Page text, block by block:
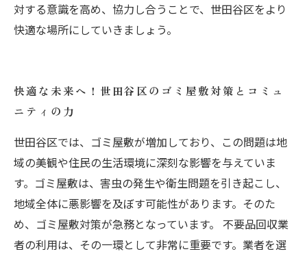
対する意識を高め、協力し合うことで、世田谷区をより
快適な場所にしていきましょう。
快適な未来へ！世田谷区のゴミ屋敷対策とコミュ
ニティの力
世田谷区では、ゴミ屋敷が増加しており、この問題は地
域の美観や住民の生活環境に深刻な影響を与えていま
す。ゴミ屋敷は、害虫の発生や衛生問題を引き起こし、
地域全体に悪影響を及ぼす可能性があります。そのた
め、ゴミ屋敷対策が急務となっています。 不要品回収業
者の利用は、その一環として非常に重要です。業者を選